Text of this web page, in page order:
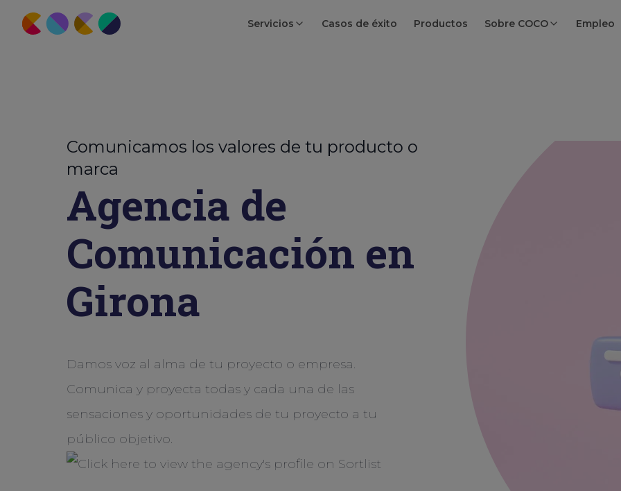
Servicios Casos de éxito Productos Sobre COCO Empleo
Comunicamos los valores de tu producto o
marca
Agencia de
Comunicación en
Girona
Damos voz al alma de tu proyecto o empresa.
Comunica y proyecta todas y cada una de las
sensaciones y oportunidades de tu proyecto a tu
público objetivo.